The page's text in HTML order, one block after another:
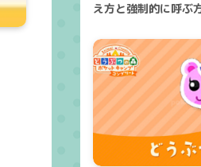
え方と強制的に呼ぶ